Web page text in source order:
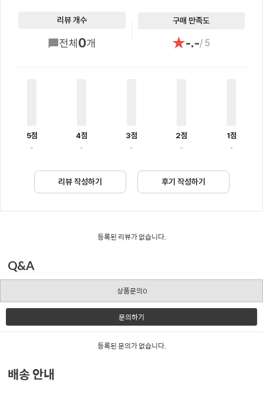
리뷰 개수
전체 0개
구매 만족도
★-.-/ 5
5점
-
4점
-
3점
-
2점
-
1점
-
리뷰 작성하기 후기 작성하기
등록된 리뷰가 없습니다.
Q&A
상품문의0
문의하기
등록된 문의가 없습니다.
배송 안내